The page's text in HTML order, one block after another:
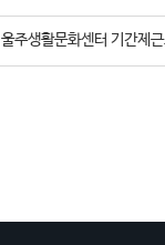
울주생활문화센터 기간제